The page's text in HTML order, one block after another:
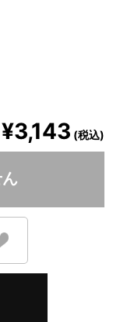
¥3,143 (税込)